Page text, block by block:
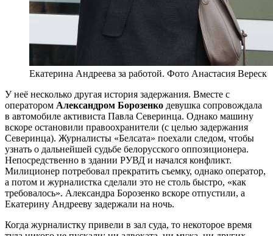
Екатерина Андреева за работой. Фото Анастасия Вереск
У неё несколько другая история задержания. Вместе с
оператором Александром Борозенко девушка сопровождала
в автомобиле активиста Павла Северинца. Однако машину
вскоре остановили правоохранители (с целью задержания
Северинца). Журналисты «Белсата» поехали следом, чтобы
узнать о дальнейшей судьбе белорусского оппозиционера.
Непосредственно в здании РУВД и начался конфликт.
Милиционер потребовал прекратить съемку, однако оператор,
а потом и журналистка сделали это не столь быстро, «как
требовалось». Александра Борозенко вскоре отпустили, а
Екатерину Андрееву задержали на ночь.
Когда журналистку привели в зал суда, то некоторое время